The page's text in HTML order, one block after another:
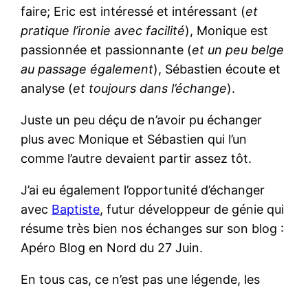
faire; Eric est intéressé et intéressant (et
pratique l’ironie avec facilité), Monique est
passionnée et passionnante (et un peu belge
au passage également), Sébastien écoute et
analyse (et toujours dans l’échange).
Juste un peu déçu de n’avoir pu échanger
plus avec Monique et Sébastien qui l’un
comme l’autre devaient partir assez tôt.
J’ai eu également l’opportunité d’échanger
avec Baptiste, futur développeur de génie qui
résume très bien nos échanges sur son blog :
Apéro Blog en Nord du 27 Juin.
En tous cas, ce n’est pas une légende, les